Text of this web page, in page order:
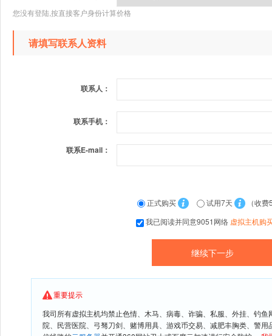
您没有登陆,按直接客户身份计算价格
请填写联系人资料
联系人：
联系手机：
联系E-mail：
正式购买 试用7天
（收费
我已阅读并同意9051网络 虚拟主机购
重要提示
我司所有虚拟主机均禁止色情、木马、病毒、诈骗、私服、外挂、钓
院、民营医院、弓驽刀剑、赌博用具、游戏币交易、减肥丰胸类、警